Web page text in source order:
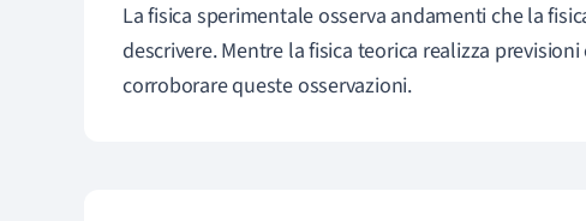
La fisica sperimentale osserva andamenti che la
descrivere. Mentre la fisica teorica realizza
corroborare queste osservazioni.